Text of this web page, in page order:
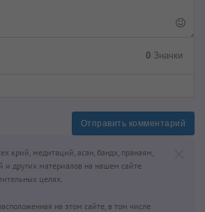
0 Значки
Отправить комментарий
крий, медитаций, асан, бандх, пранаям,
и других материалов на нашем сайте
целях.
на этом сайте, в том числе